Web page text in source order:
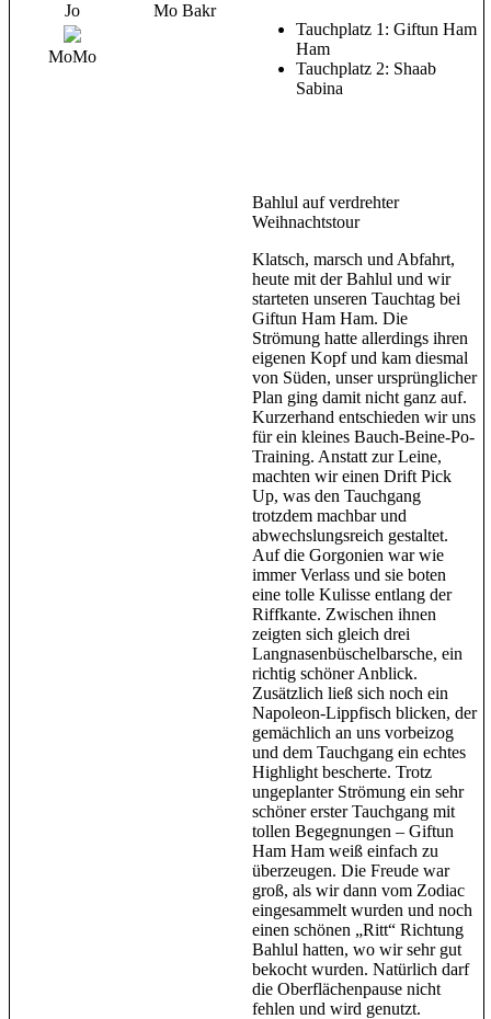
Jo Mo Bakr
MoMo
Tauchplatz 1: Giftun Ham
Ham
Tauchplatz 2: Shaab
Sabina
Bahlul auf verdrehter
Weihnachtstour
Klatsch, marsch und Abfahrt,
heute mit der Bahlul und wir
starteten unseren Tauchtag bei
Giftun Ham Ham. Die
Strömung hatte allerdings ihren
eigenen Kopf und kam diesmal
von Süden, unser ursprünglicher
Plan ging damit nicht ganz auf.
Kurzerhand entschieden wir uns
für ein kleines Bauch-Beine-Po-
Training. Anstatt zur Leine,
machten wir einen Drift Pick
Up, was den Tauchgang
trotzdem machbar und
abwechslungsreich gestaltet.
Auf die Gorgonien war wie
immer Verlass und sie boten
eine tolle Kulisse entlang der
Riffkante. Zwischen ihnen
zeigten sich gleich drei
Langnasenbüschelbarsche, ein
richtig schöner Anblick.
Zusätzlich ließ sich noch ein
Napoleon-Lippfisch blicken, der
gemächlich an uns vorbeizog
und dem Tauchgang ein echtes
Highlight bescherte. Trotz
ungeplanter Strömung ein sehr
schöner erster Tauchgang mit
tollen Begegnungen – Giftun
Ham Ham weiß einfach zu
überzeugen. Die Freude war
groß, als wir dann vom Zodiac
eingesammelt wurden und noch
einen schönen „Ritt“ Richtung
Bahlul hatten, wo wir sehr gut
bekocht wurden. Natürlich darf
die Oberflächenpause nicht
fehlen und wird genutzt.